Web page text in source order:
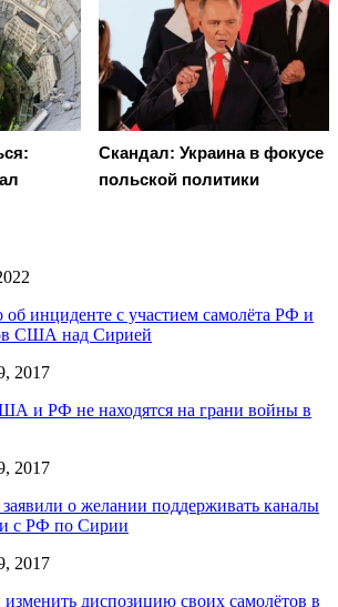
Скандал: Украина в фокусе
польской политики
инциденте с участием самолёта РФ и
США над Сирией
2017
и РФ не находятся на грани войны в
2017
о желании поддерживать каналы
с РФ по Сирии
2017
диспозицию своих самолётов в